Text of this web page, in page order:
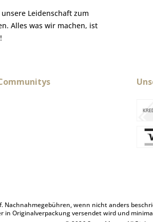
Leidenschaft zum
Alles was wir machen, ist
Nachnahmegebühren, wenn nicht anders
in Originalverpackung versendet wird und